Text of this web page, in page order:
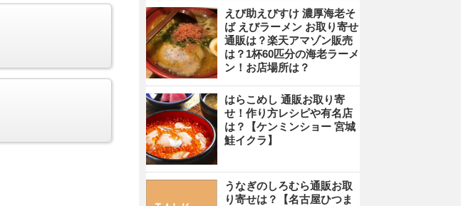
えび助えびすけ 濃厚海老そ
ば えびラーメン お取り寄せ
通販は？楽天アマゾン販売
は？1杯60匹分の海老ラーメ
ン！お店場所は？
はらこめし 通販お取り寄
せ！作り方レシピや有名店
は？【ケンミンショー 宮城
鮭イクラ】
うなぎのしろむら通販お取
り寄せは？【名古屋ひつま